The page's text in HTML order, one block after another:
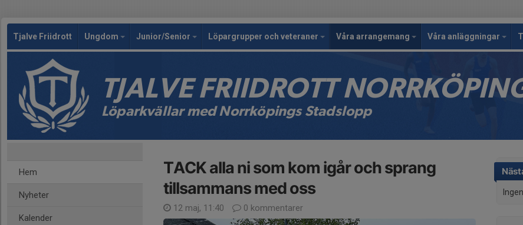
Tjalve Friidrott Ungdom Junior/Senior Löpargrupper och veteraner Våra arrangemang Våra anläggningar
TJALVE FRIIDROTT
Löparkvällar med Norrköpings Stadslopp
Hem
Nyheter
Kalender
TACK alla ni som kom igår och sprang
tillsammans med oss
12 maj, 11:40 0 kommentarer